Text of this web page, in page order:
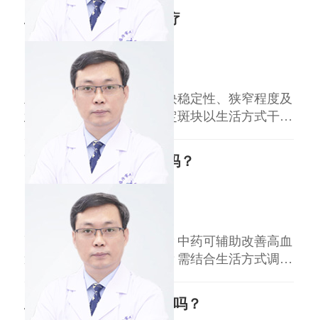
量摄入。 高钾低钠类食物 钾元素可促进钠排
出，如菠菜（每100克含钾311毫克）、芹菜（含
钾154毫克）等绿叶蔬菜，能改善血压调节机
制。 优质蛋白食物 鱼类（三文鱼、沙丁鱼）
主动脉斑块应该如何治疗
王益民 副主任医师
临汾市人民医院
主动脉斑块治疗需结合斑块稳定性、狭窄程度及
患者整体风险。低风险稳定斑块以生活方式干预
为主，高风险不稳定斑块及严重狭窄需药物或手
术干预。 一、稳定型斑块治疗 以生活方式干预
为核心，包括低盐低脂饮食、规律运动（每周
≥150分钟中等强度运动）、戒烟限酒，控制体重
（BMI维持185249）。此类斑块进
高血压用中药能调理好吗？
王益民 副主任医师
临汾市人民医院
高血压用中药能调理好吗？中药可辅助改善高血
压症状，但无法彻底治愈。需结合生活方式调整
与西药规范治疗，定期监测血压。 中药辅助调
理的适用情况：轻度高血压（收缩压
140159mmHg）、血压波动较小者，可在医生指
正常成年人心率120正常吗？